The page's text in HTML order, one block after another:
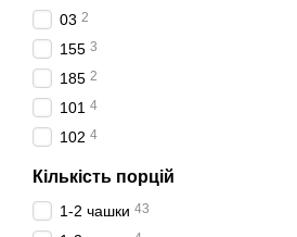
03 2
155 3
185 2
101 4
102 4
Кількість порцій
1-2 чашки 43